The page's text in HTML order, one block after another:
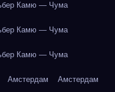
Камю — Чума
Камю — Чума
Камю — Чума
Амстердам Амстердам